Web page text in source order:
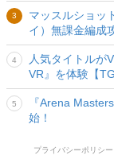
マッスルショッ
イ）無課金編成
人気タイトルが
VR』を体験【
『Arena
始！
プライバシーポリシー